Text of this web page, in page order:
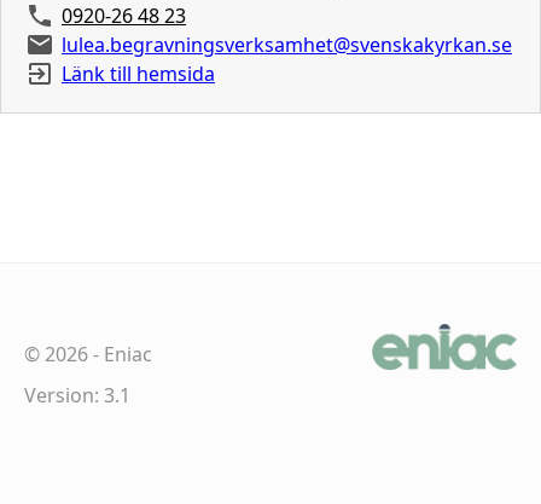
0920-26 48 23
lulea.begravningsverksamhet@svenskakyrkan.se
Länk till hemsida
©2026- Eniac
Version: 3.1